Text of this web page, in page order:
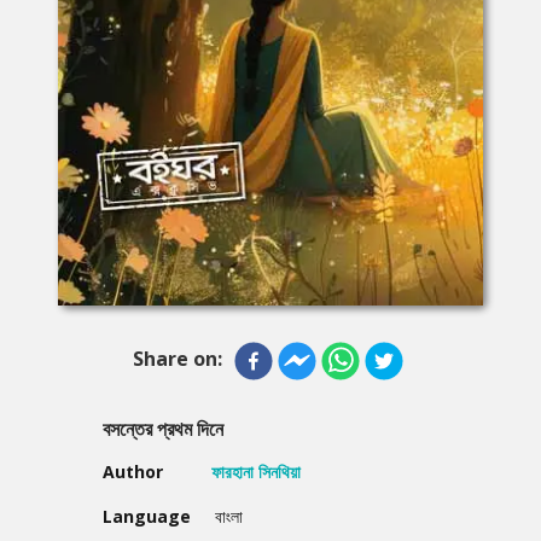
Share on:
বসন্তের প্রথম দিনে
Author
ফারহানা সিনথিয়া
Language
বাংলা